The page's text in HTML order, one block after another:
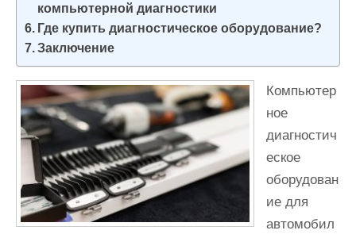
компьютерной диагностики
Где купить диагностическое оборудование?
Заключение
Компьютер
ное
диагностич
еское
оборудован
ие для
автомобил